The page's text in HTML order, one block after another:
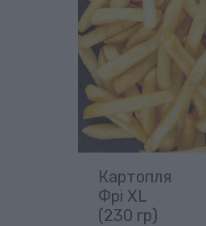
Картопля
Фрі XL
(230 гр)